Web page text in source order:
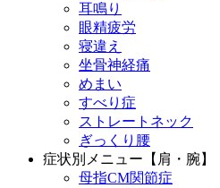
耳鳴り
眼精疲労
寝違え
坐骨神経痛
めまい
すべり症
ストレートネック
ぎっくり腰
症状別メニュー【肩・腕】
母指CM関節症